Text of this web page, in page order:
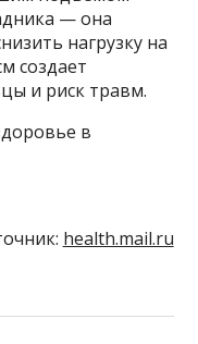
— она
нагрузку на
создает
и риск травм.
в
health.mail.ru